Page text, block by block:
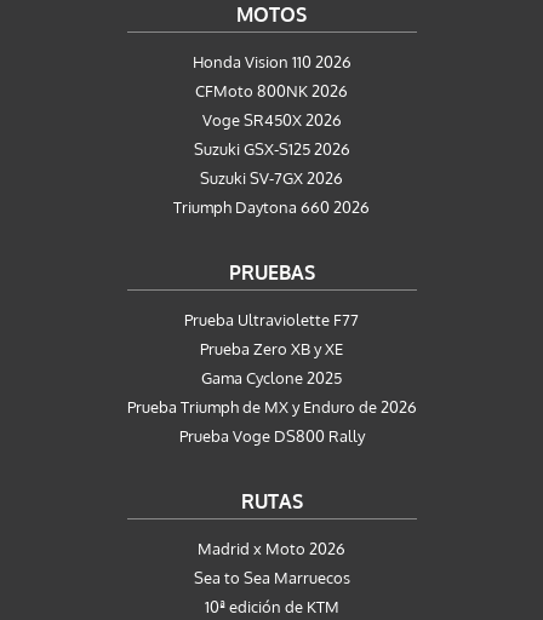
MOTOS
Honda Vision 110 2026
CFMoto 800NK 2026
Voge SR450X 2026
Suzuki GSX-S125 2026
Suzuki SV-7GX 2026
Triumph Daytona 660 2026
PRUEBAS
Prueba Ultraviolette F77
Prueba Zero XB y XE
Gama Cyclone 2025
Prueba Triumph de MX y Enduro de 2026
Prueba Voge DS800 Rally
RUTAS
Madrid x Moto 2026
Sea to Sea Marruecos
10ª edición de KTM